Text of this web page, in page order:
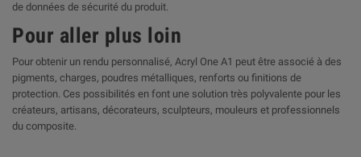
de données de sécurité du produit.
Pour aller plus loin
Pour obtenir un rendu personnalisé, Acryl One A1 peut être associé à des
pigments, charges, poudres métalliques, renforts ou finitions de
protection. Ces possibilités en font une solution très polyvalente pour les
créateurs, artisans, décorateurs, sculpteurs, mouleurs et professionnels
du composite.